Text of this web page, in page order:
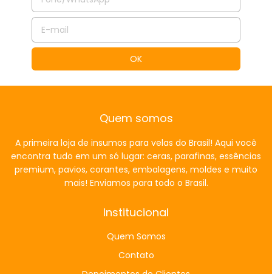
Quem somos
A primeira loja de insumos para velas do Brasil! Aqui você
encontra tudo em um só lugar: ceras, parafinas, essências
premium, pavios, corantes, embalagens, moldes e muito
mais! Enviamos para todo o Brasil.
Institucional
Quem Somos
Contato